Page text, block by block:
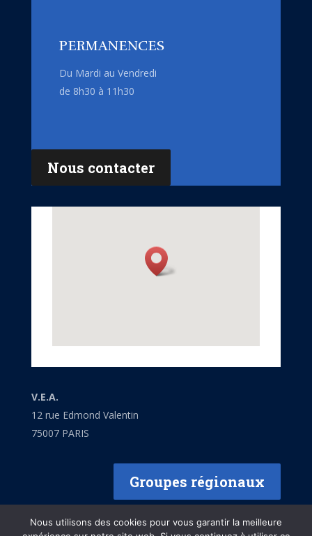
PERMANENCES
Du Mardi au Vendredi
de 8h30 à 11h30
Nous contacter
V.E.A.
12 rue Edmond Valentin
75007 PARIS
Groupes régionaux
Nous utilisons des cookies pour vous garantir la meilleure